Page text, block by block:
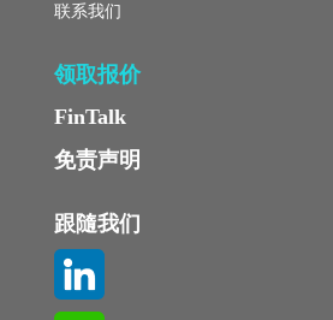
联系我们
领取报价
FinTalk
免责声明
跟隨我们